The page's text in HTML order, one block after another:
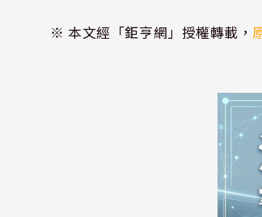
※ 本文經「鉅亨網」授權轉載，